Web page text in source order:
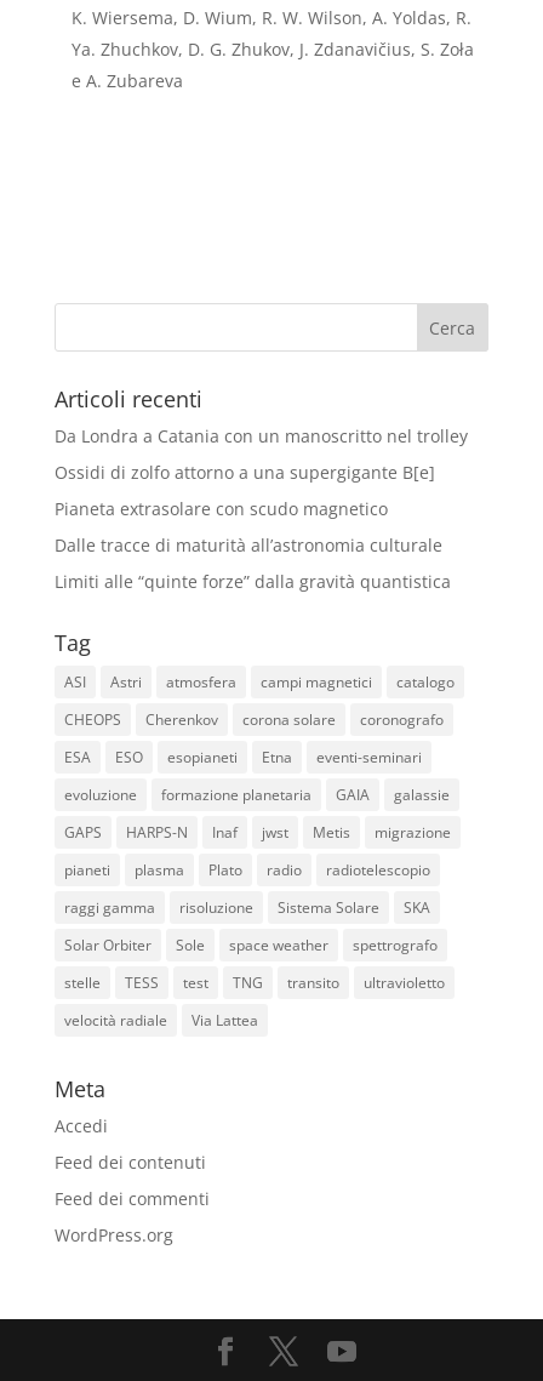
K. Wiersema, D. Wium, R. W. Wilson, A. Yoldas, R.
Ya. Zhuchkov, D. G. Zhukov, J. Zdanavičius, S. Zoła
e A. Zubareva
Articoli recenti
Da Londra a Catania con un manoscritto nel trolley
Ossidi di zolfo attorno a una supergigante B[e]
Pianeta extrasolare con scudo magnetico
Dalle tracce di maturità all’astronomia culturale
Limiti alle “quinte forze” dalla gravità quantistica
Tag
ASI Astri atmosfera campi magnetici
catalogo
CHEOPS
Cherenkov corona solare
coronografo
ESA
ESO esopianeti Etna
eventi-seminari
evoluzione
formazione planetaria GAIA
galassie
GAPS
HARPS-N Inaf jwst Metis
migrazione
pianeti
plasma Plato radio
radiotelescopio
raggi gamma
risoluzione Sistema Solare
SKA
Solar Orbiter
Sole space weather
spettrografo
stelle
TESS test TNG transito
ultravioletto
velocità radiale
Via Lattea
Meta
Accedi
Feed dei contenuti
Feed dei commenti
WordPress.org